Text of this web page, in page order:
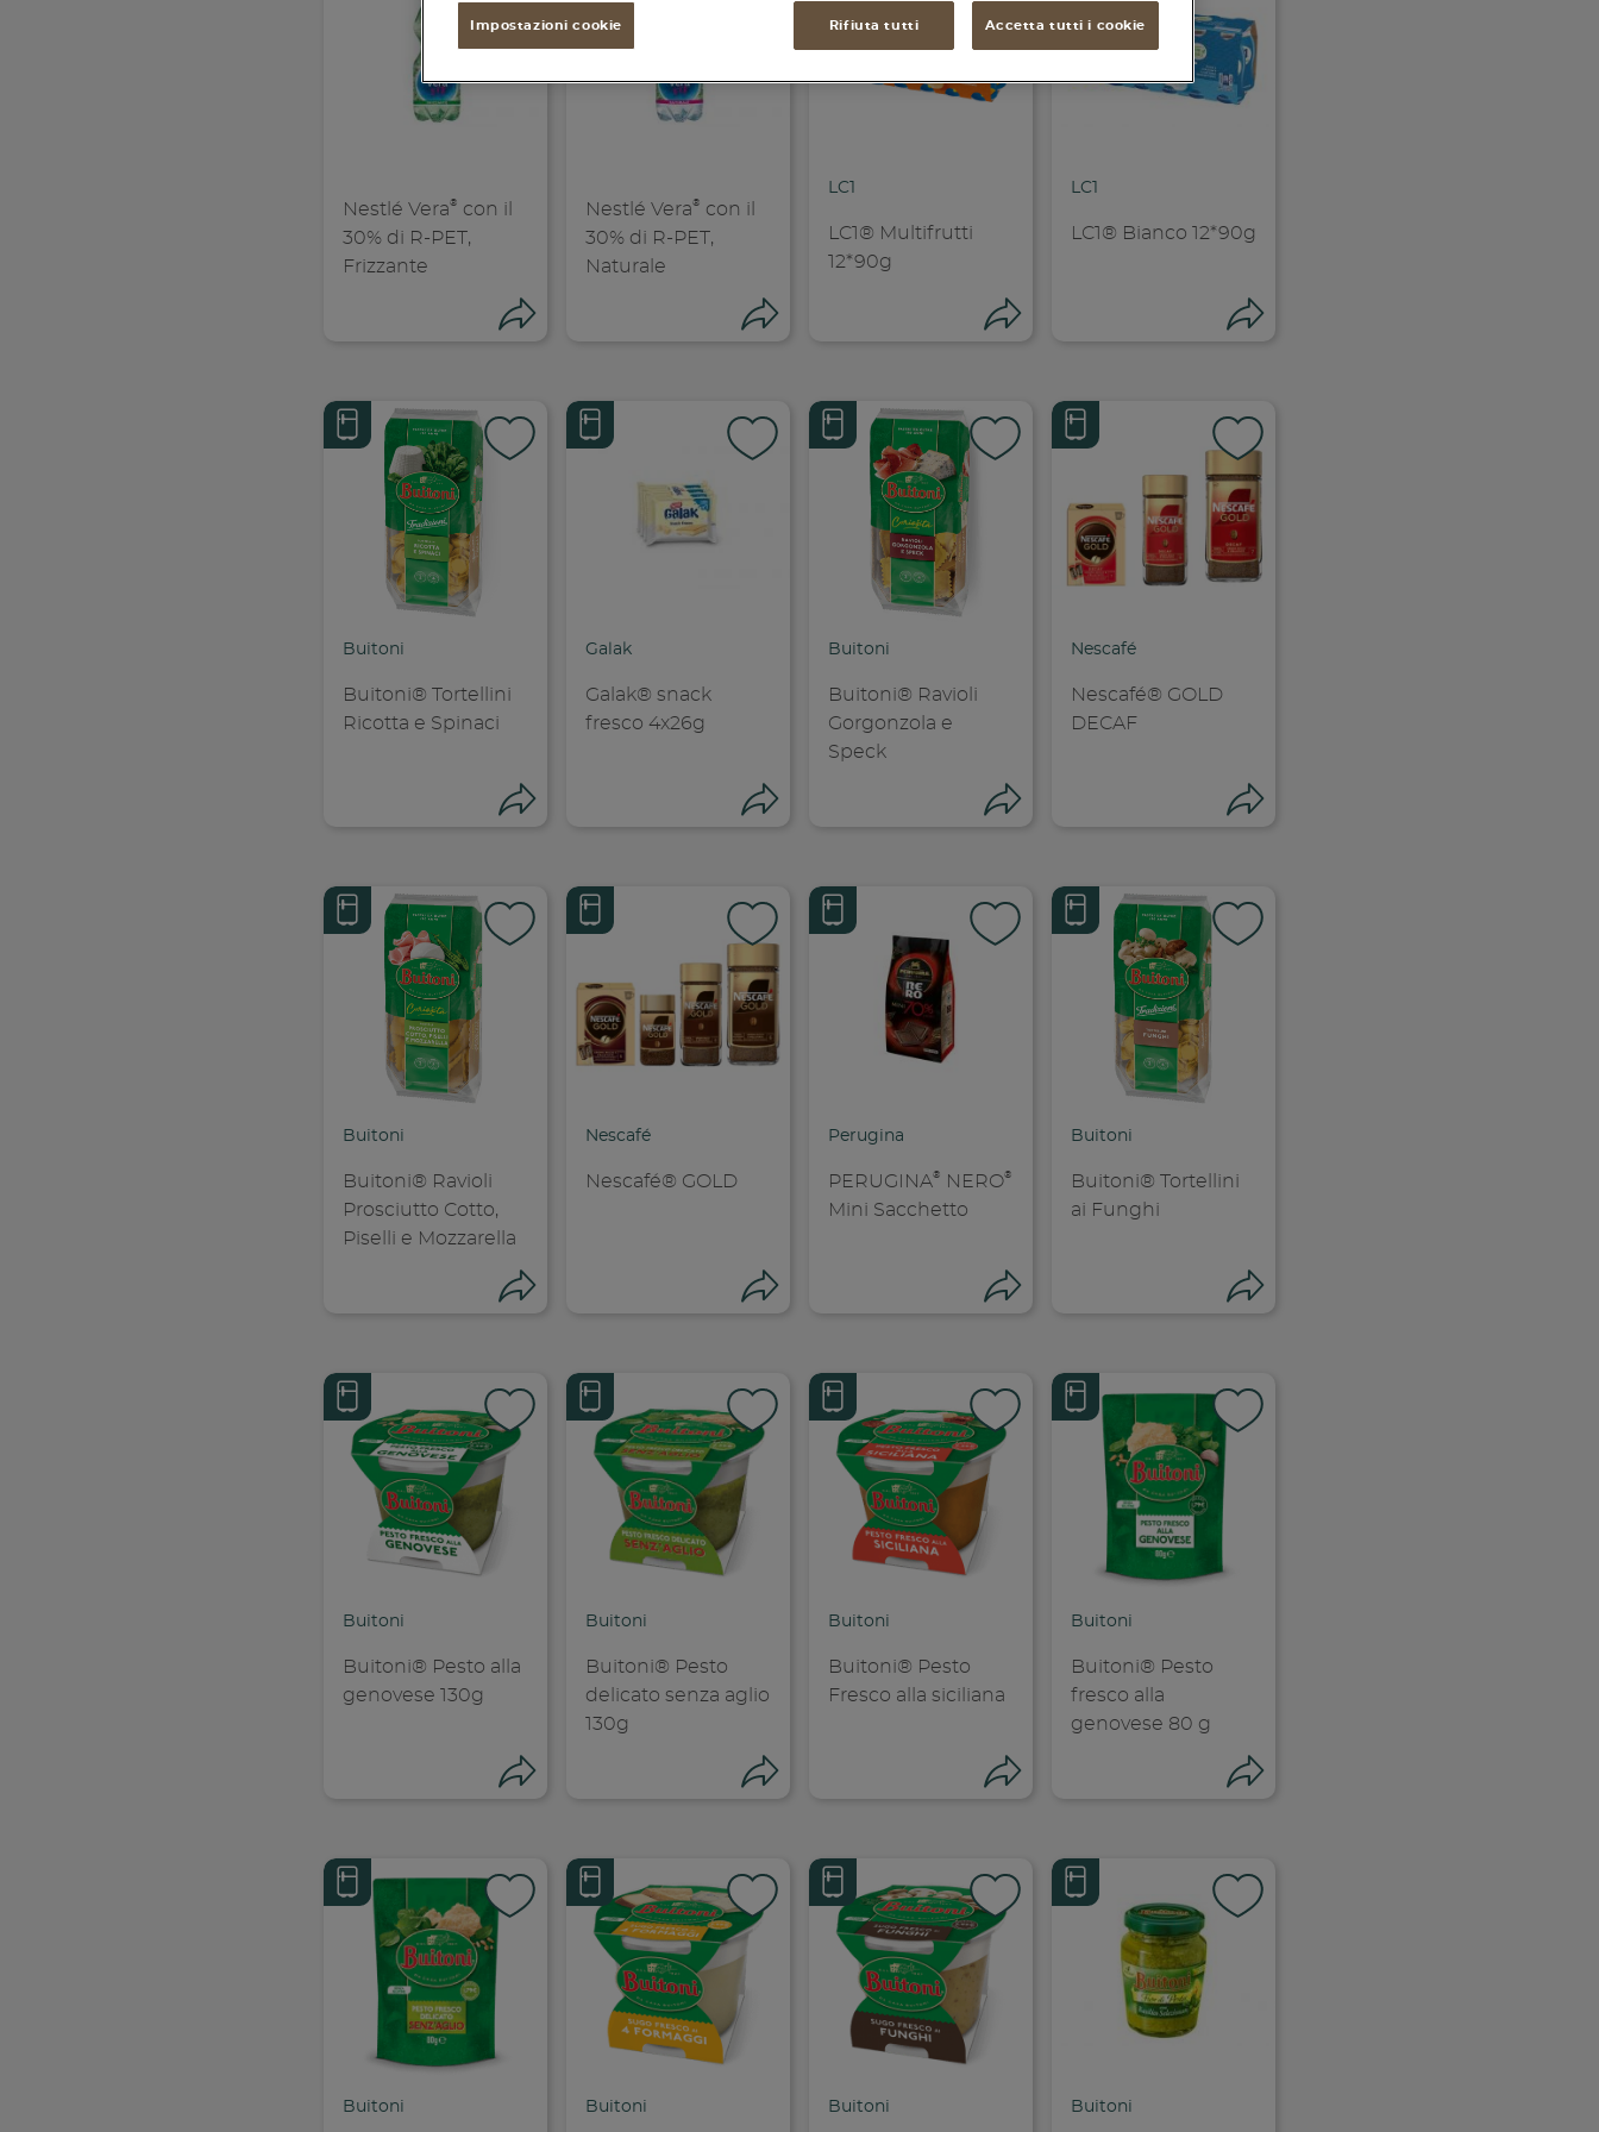
Nestlé Vera®
con il
30% di R-PET,
Frizzante
Condividi
Condividi su facebook
Copia link
Nestlé Vera®
con il
30% di R-PET,
Naturale
Condividi
Condividi su facebook
Copia link
LC1
LC1® Multifrutti
12*90g
Condividi su facebook
Copia link
LC1
LC1® Bianco 12*90g
Condividi su
Buitoni
Buitoni® Tortellini
Ricotta e Spinaci
Condividi
Condividi su facebook
Copia link
Galak
Galak® snack
fresco 4x26g
Condividi
Condividi su facebook
Copia link
Buitoni
Buitoni® Ravioli
Gorgonzola e
Speck
Condividi su facebook
Copia link
Nescafé
Nescafé® GOLD
DECAF
Condividi su
Buitoni
Buitoni® Ravioli
Prosciutto Cotto,
Piselli e Mozzarella
Condividi
Condividi su facebook
Copia link
Nescafé
Nescafé® GOLD
Condividi
Condividi su facebook
Copia link
Perugina
PERUGINA® NERO®
Mini Sacchetto
Condividi su facebook
Copia link
Buitoni
Buitoni® Tortellini
ai Funghi
Condividi su
Buitoni
Buitoni® Pesto alla
genovese 130g
Condividi
Condividi su facebook
Copia link
Buitoni
Buitoni® Pesto
delicato senza aglio
130g
Condividi
Condividi su facebook
Copia link
Buitoni
Buitoni® Pesto
Fresco alla siciliana
Condividi su facebook
Copia link
Buitoni
Buitoni® Pesto
fresco alla
genovese 80 g
Condividi su
Buitoni Buitoni Buitoni Buitoni
Impostazioni cookie Rifiuta tutti Accetta tutti i cookie